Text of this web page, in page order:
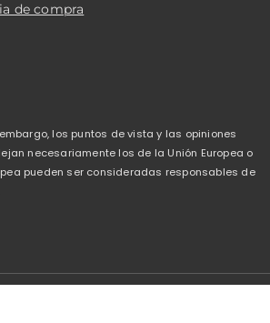
de compra
los puntos de vista y las opiniones
necesariamente los de la Unión Europea o
pueden ser consideradas responsables de